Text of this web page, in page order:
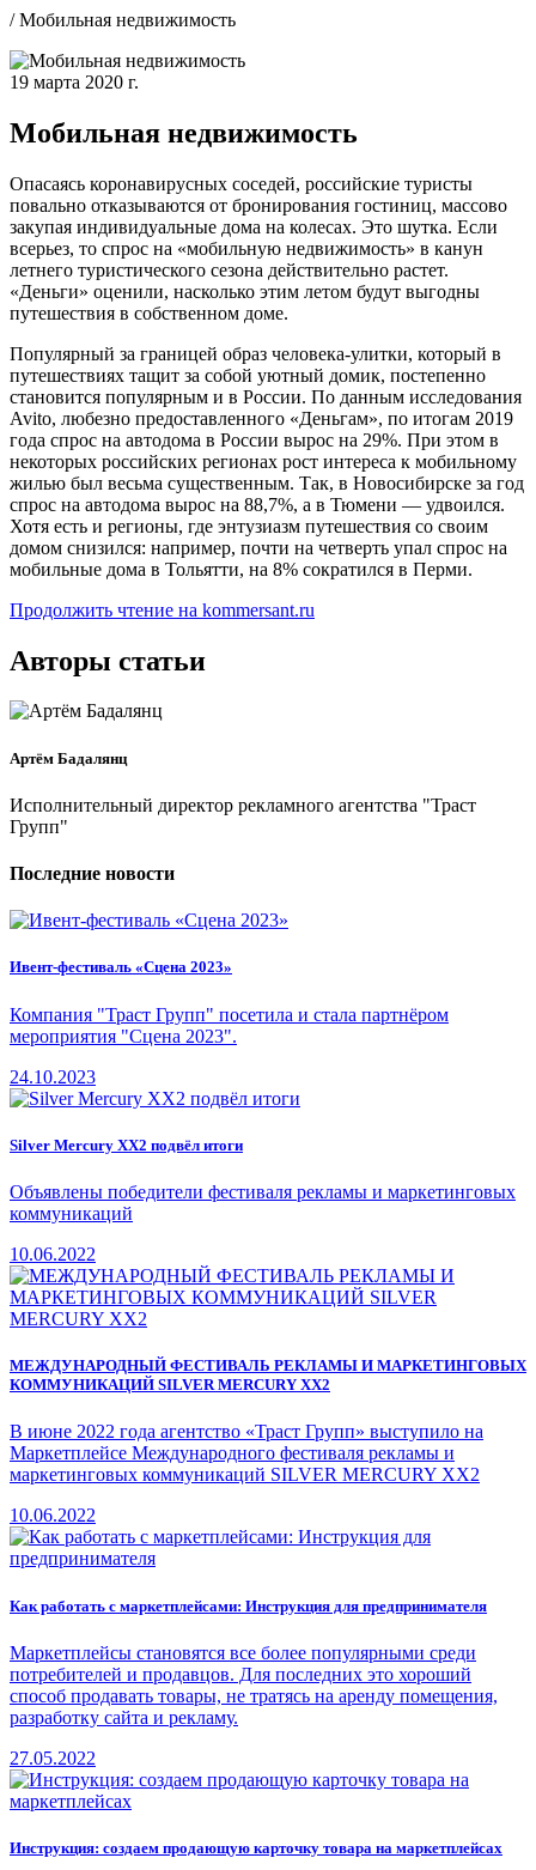
/Мобильная недвижимость
19 марта 2020 г.
Мобильная недвижимость
Опасаясь коронавирусных соседей, российские туристы
повально отказываются от бронирования гостиниц, массово
закупая индивидуальные дома на колесах. Это шутка. Если
всерьез, то спрос на «мобильную недвижимость» в канун
летнего туристического сезона действительно растет.
«Деньги» оценили, насколько этим летом будут выгодны
путешествия в собственном доме.
Популярный за границей образ человека-улитки, который в
путешествиях тащит за собой уютный домик, постепенно
становится популярным и в России. По данным исследования
Avito, любезно предоставленного «Деньгам», по итогам 2019
года спрос на автодома в России вырос на 29%. При этом в
некоторых российских регионах рост интереса к мобильному
жилью был весьма существенным. Так, в Новосибирске за год
спрос на автодома вырос на 88,7%, а в Тюмени — удвоился.
Хотя есть и регионы, где энтузиазм путешествия со своим
домом снизился: например, почти на четверть упал спрос на
мобильные дома в Тольятти, на 8% сократился в Перми.
Продолжить чтение на kommersant.ru
Авторы статьи
Артём Бадалянц
Исполнительный директор рекламного агентства "Траст
Групп"
Последние новости
Ивент-фестиваль «Сцена 2023»
Компания "Траст Групп" посетила и стала партнёром
мероприятия "Сцена 2023".
24.10.2023
Silver Mercury XX2 подвёл итоги
Объявлены победители фестиваля рекламы и маркетинговых
коммуникаций
10.06.2022
МЕЖДУНАРОДНЫЙ ФЕСТИВАЛЬ РЕКЛАМЫ И МАРКЕТИНГОВЫХ
КОММУНИКАЦИЙ SILVER MERCURY XX2
В июне 2022 года агентство «Траст Групп» выступило на
Маркетплейсе Международного фестиваля рекламы и
маркетинговых коммуникаций SILVER MERCURY XX2
10.06.2022
Как работать с маркетплейсами: Инструкция для предпринимателя
Маркетплейсы становятся все более популярными среди
потребителей и продавцов. Для последних это хороший
способ продавать товары, не тратясь на аренду помещения,
разработку сайта и рекламу.
27.05.2022
Инструкция: создаем продающую карточку товара на маркетплейсах